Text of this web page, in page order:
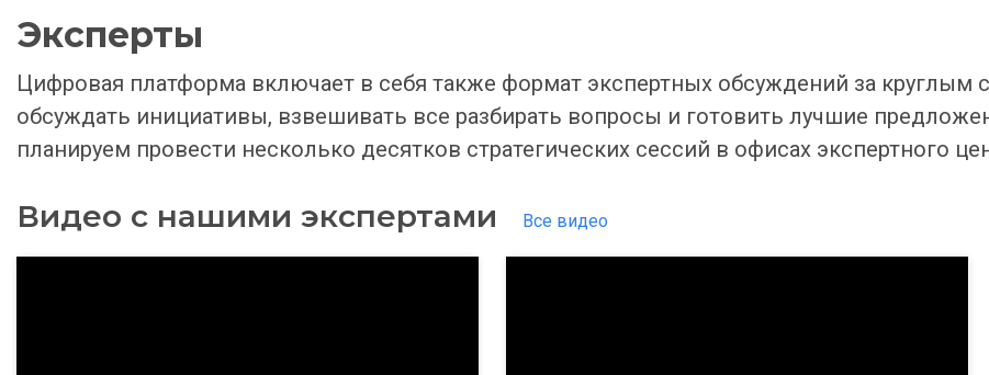
Эксперты
Цифровая платформа включает в себя также формат экспертных обсуждений за круглым
обсуждать инициативы, взвешивать все разбирать вопросы и готовить лучшие
планируем провести несколько десятков стратегических сессий в офисах экспертного
Видео с нашими экспертами Все видео